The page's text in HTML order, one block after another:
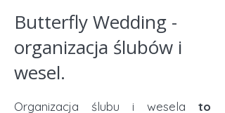
Butterfly Wedding -
organizacja ślubów i
wesel.
Organizacja ślubu i wesela to